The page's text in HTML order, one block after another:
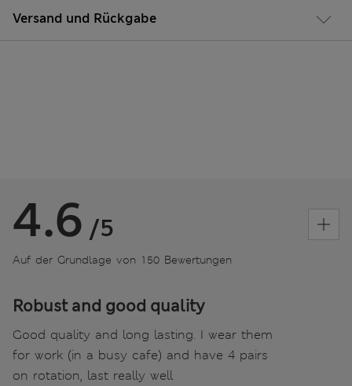
Versand und Rückgabe
4.6 /5
Auf der Grundlage von 150 Bewertungen
Robust and good quality
Good quality and long lasting. I wear them
for work (in a busy cafe) and have 4 pairs
on rotation, last really well